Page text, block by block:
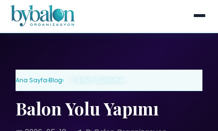
Ana Sayfa›Blog› 🎈 Balon Süsleme
Balon Yolu Yapımı